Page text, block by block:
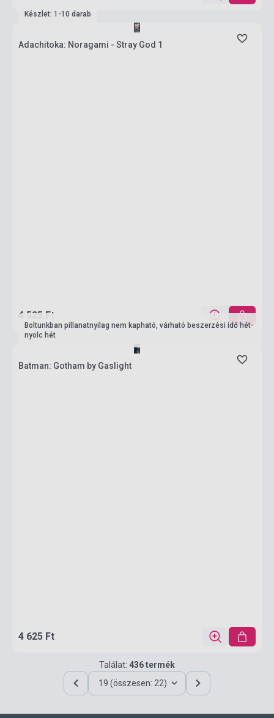
Készlet: 1-10 darab
Adachitoka: Noragami - Stray God 1
4 525 Ft
Boltunkban pillanatnyilag nem kapható, várható beszerzési idő hét-
nyolc hét
Batman: Gotham by Gaslight
4 625 Ft
Találat: 436 termék
19 (összesen: 22)